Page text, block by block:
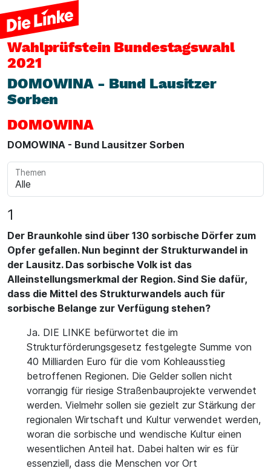
Wahlprüfstein Bundestagswahl
2021
DOMOWINA - Bund Lausitzer
Sorben
DOMOWINA
DOMOWINA - Bund Lausitzer Sorben
Themen
1
Der Braunkohle sind über 130 sorbische Dörfer zum
Opfer gefallen. Nun beginnt der Strukturwandel in
der Lausitz. Das sorbische Volk ist das
Alleinstellungsmerkmal der Region. Sind Sie dafür,
dass die Mittel des Strukturwandels auch für
sorbische Belange zur Verfügung stehen?
Ja. DIE LINKE befürwortet die im
Strukturförderungsgesetz festgelegte Summe von
40 Milliarden Euro für die vom Kohleausstieg
betroffenen Regionen. Die Gelder sollen nicht
vorrangig für riesige Straßenbauprojekte verwendet
werden. Vielmehr sollen sie gezielt zur Stärkung der
regionalen Wirtschaft und Kultur verwendet werden,
woran die sorbische und wendische Kultur einen
wesentlichen Anteil hat. Dabei halten wir es für
essenziell, dass die Menschen vor Ort